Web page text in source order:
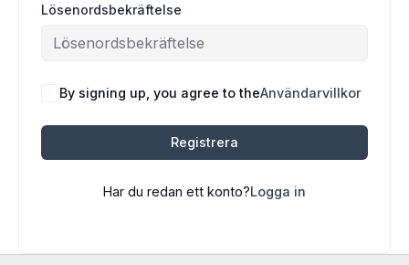
Lösenordsbekräftelse
By signing up, you agree to theAnvändarvillkor
Registrera
Har du redan ett konto?Logga in